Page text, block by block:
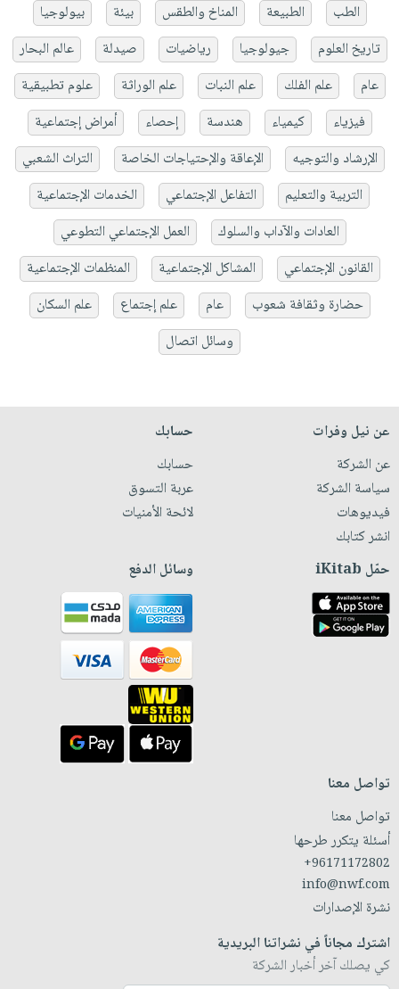
الطب الطبيعة المناخ والطقس بيئة
بيولوجيا
تاريخ العلوم
جيولوجيا رياضيات صيدلة
عالم البحار
عام
علم الفلك علم النبات علم الوراثة
علوم تطبيقية
فيزياء
كيمياء هندسة إحصاء
أمراض إجتماعية
الإرشاد والتوجيه
الإعاقة والإحتياجات الخاصة
التراث الشعبي
التربية والتعليم
التفاعل الإجتماعي
الخدمات الإجتماعية
العادات والآداب والسلوك
العمل الإجتماعي التطوعي
القانون الإجتماعي
المشاكل الإجتماعية
المنظمات الإجتماعية
حضارة وثقافة شعوب
عام علم إجتماع
علم السكان
وسائل اتصال
عن نيل وفرات
عن الشركة
سياسة الشركة
فيديوهات
انشر كتابك
حسابك
حسابك
عربة التسوق
لائحة الأمنيات
حمّل iKitab وسائل الدفع
تواصل معنا
تواصل معنا
أسئلة يتكرر طرحها
+96171172802
info@nwf.com
نشرة الإصدارات
اشترك مجاناً في نشراتنا البريدية
كي يصلك آخر أخبار الشركة